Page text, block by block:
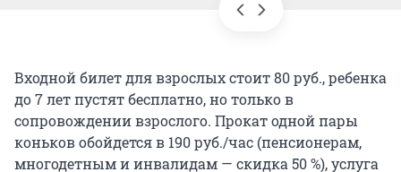
Входной билет для взрослых стоит 80 руб., ребенка
до 7 лет пустят бесплатно, но только в
сопровождении взрослого. Прокат одной пары
коньков обойдется в 190 руб./час (пенсионерам,
многодетным и инвалидам — скидка 50 %), услуга